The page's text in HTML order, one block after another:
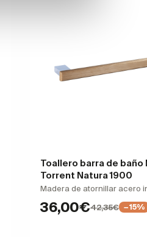
Toallero barra de baño
Torrent Natura 1900
Madera de atornillar acero
36,00€42,35€ −15%